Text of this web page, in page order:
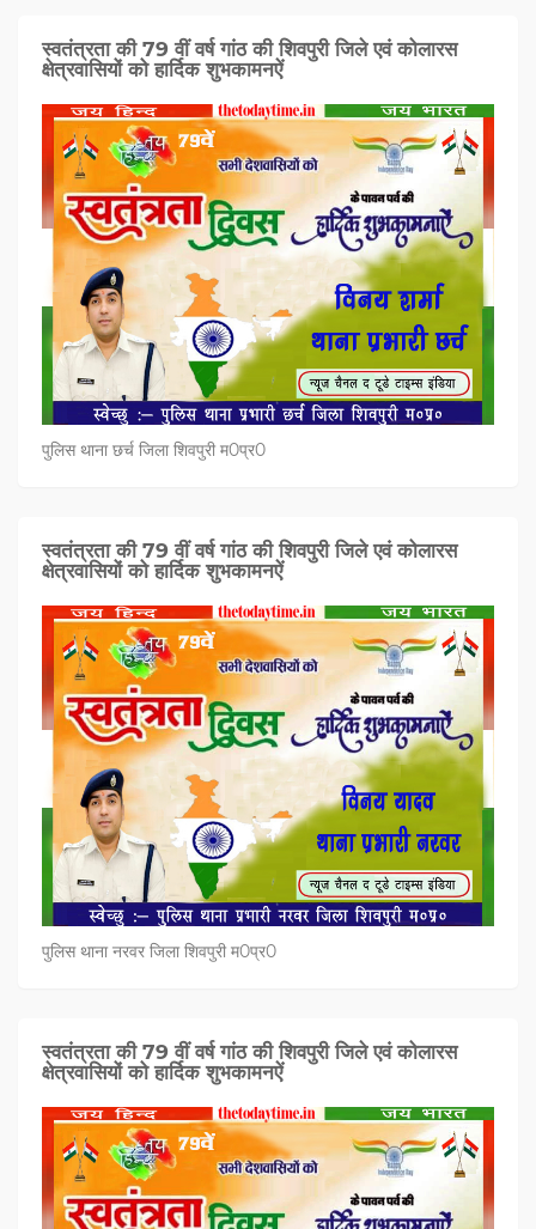
स्वतंत्रता की 79 वीं वर्ष गांठ की शिवपुरी जिले एवं कोलारस
क्षेत्रवासियों को हार्दिक शुभकामनऐं
पुलिस थाना छर्च जिला शिवपुरी म0प्र0
स्वतंत्रता की 79 वीं वर्ष गांठ की शिवपुरी जिले एवं कोलारस
क्षेत्रवासियों को हार्दिक शुभकामनऐं
पुलिस थाना नरवर जिला शिवपुरी म0प्र0
स्वतंत्रता की 79 वीं वर्ष गांठ की शिवपुरी जिले एवं कोलारस
क्षेत्रवासियों को हार्दिक शुभकामनऐं